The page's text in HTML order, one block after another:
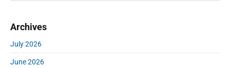
a
y
S
c
h
o
Archives
July 2026
June 2026